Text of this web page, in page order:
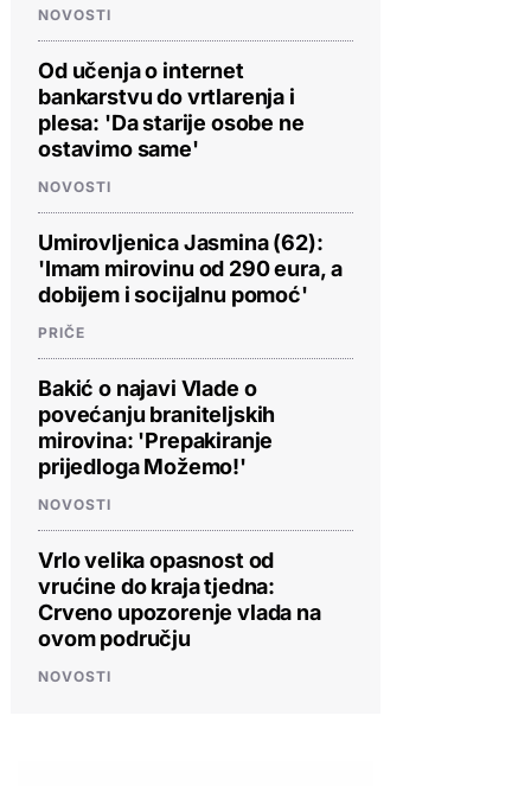
NOVOSTI
Od učenja o internet
bankarstvu do vrtlarenja i
plesa: 'Da starije osobe ne
ostavimo same'
NOVOSTI
Umirovljenica Jasmina (62):
'Imam mirovinu od 290 eura, a
dobijem i socijalnu pomoć'
PRIČE
Bakić o najavi Vlade o
povećanju braniteljskih
mirovina: 'Prepakiranje
prijedloga Možemo!'
NOVOSTI
Vrlo velika opasnost od
vrućine do kraja tjedna:
Crveno upozorenje vlada na
ovom području
NOVOSTI